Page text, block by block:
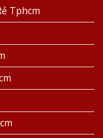
Tphcm